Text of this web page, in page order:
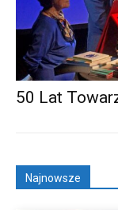
50 Lat
Najnowsze